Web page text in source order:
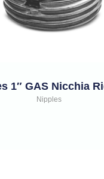
1″ GAS Nicchia
Nipples